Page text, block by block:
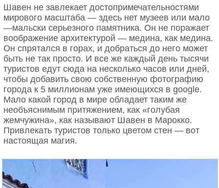
Шавен не завлекает достопримечательностями
мирового масштаба — здесь нет музеев или мало
—мальски серьезного памятника. Он не поражает
воображение архитектурой — медина, как медина.
Он спрятался в горах, и добраться до него может
быть не так просто. И все же каждый день тысячи
туристов едут сюда на несколько часов или дней,
чтобы добавить свою собственную фотографию
города к 5 миллионам уже имеющихся в google.
Мало какой город в мире обладает таким же
необъяснимым притяжением, как «голубая
жемчужина», как называют Шавен в Марокко.
Привлекать туристов только цветом стен — вот
настоящая магия.